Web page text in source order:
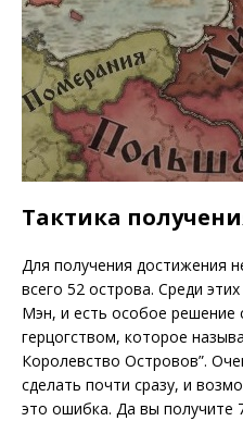
Тактика
Для получения достижения
всего 52 острова. Среди
Мэн, и есть особое решение
герцогством, которое
Королевство Островов”.
сделать почти сразу, и
это ошибка. Да вы получите